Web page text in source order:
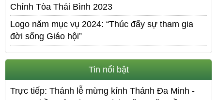
Chính Tòa Thái Bình 2023
Logo năm mục vụ 2024: “Thúc đẩy sự tham gia
đời sống Giáo hội”
Tin nổi bật
Trực tiếp: Thánh lễ mừng kính Thánh Đa Minh -